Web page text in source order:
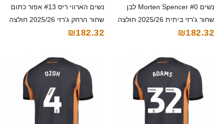
נשים Morten Spencer #0 לבן
שחור ג'רזי ביתית 2025/26 חולצה
קצרה
₪182.32
נשים הארווי ריס #13 אפור כתום
שחור הרחק ג'רזי 2025/26 חולצה
קצרה
₪182.32